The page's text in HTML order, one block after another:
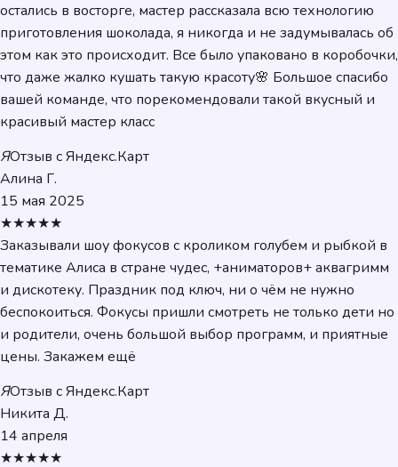
остались в восторге, мастер рассказала всю технологию
приготовления шоколада, я никогда и не задумывалась об
этом как это происходит. Все было упаковано в коробочки,
что даже жалко кушать такую красоту🌸 Большое спасибо
вашей команде, что порекомендовали такой вкусный и
красивый мастер класс
ЯОтзыв с Яндекс.Карт
Алина Г.
15 мая 2025
★★★★★
Заказывали шоу фокусов с кроликом голубем и рыбкой в
тематике Алиса в стране чудес, +аниматоров+ аквагримм
и дискотеку. Праздник под ключ, ни о чём не нужно
беспокоиться. Фокусы пришли смотреть не только дети но
и родители, очень большой выбор программ, и приятные
цены. Закажем ещё
ЯОтзыв с Яндекс.Карт
Никита Д.
14 апреля
★★★★★